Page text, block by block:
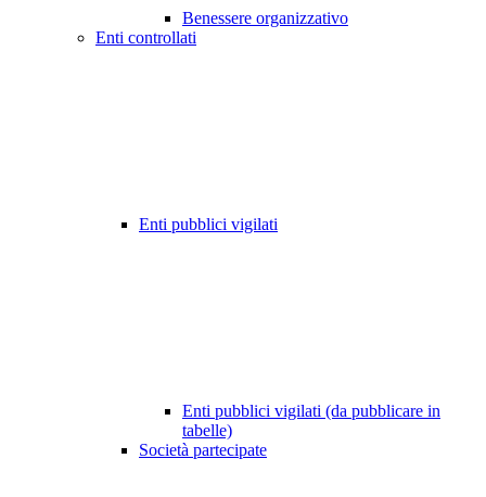
Benessere organizzativo
Enti controllati
Enti pubblici vigilati
Enti pubblici vigilati (da pubblicare in
tabelle)
Società partecipate